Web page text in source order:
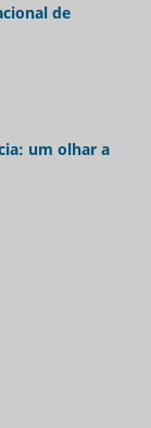
de
um olhar a